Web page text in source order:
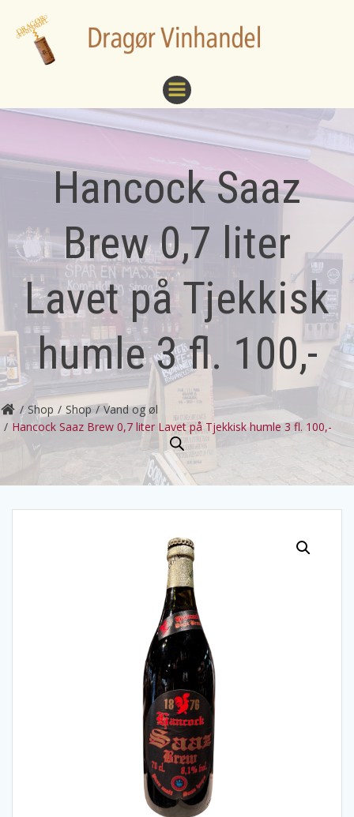
indhold
Hancock Saaz
Brew 0,7 liter
Lavet på Tjekkisk
humle 3 fl. 100,-
Shop Shop
Vand og øl
Hancock Saaz Brew 0,7 liter Lavet på Tjekkisk humle 3 fl. 100,-